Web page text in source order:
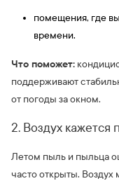
помещения, где
времени.
Что поможет:
поддерживают
от погоды за окном.
2. Воздух
Летом пыль и пыльца
часто открыты. Воздух